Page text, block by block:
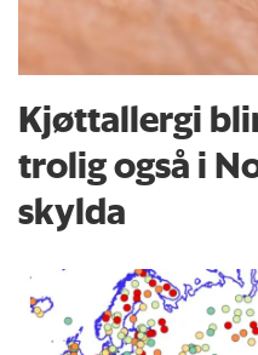
Kjøttallergi
trolig også i
skylda